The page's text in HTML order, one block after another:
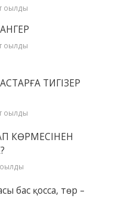
оқылды
оқылды
ТИГІЗЕР
оқылды
КӨРМЕСІНЕН
бас қосса, төр –